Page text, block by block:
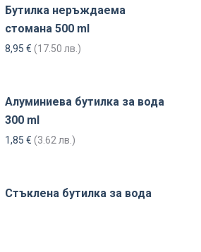
Бутилка неръждаема
стомана 500 ml
8,95 € (17.50 лв.)
Алуминиева бутилка за вода
300 ml
1,85 € (3.62 лв.)
Стъклена бутилка за вода